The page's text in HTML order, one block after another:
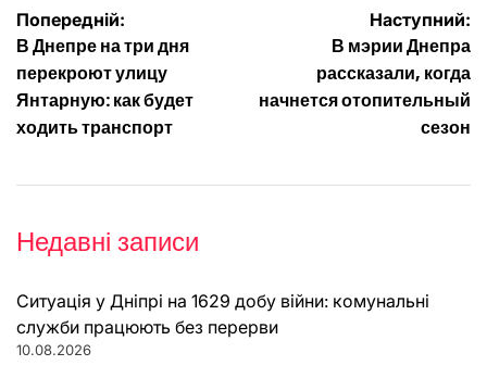
Навігація
записів
Попередній:
В Днепре на три дня
перекроют улицу
Янтарную: как будет
ходить транспорт
Наступний:
В мэрии Днепра
рассказали, когда
начнется отопительный
сезон
Недавні записи
Ситуація у Дніпрі на 1629 добу війни: комунальні
служби працюють без перерви
10.08.2026